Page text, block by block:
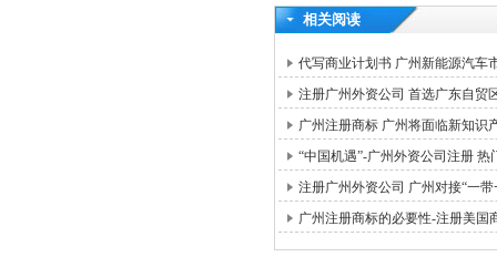
相关阅读
代写商业计划书 广州新能源汽车
注册广州外资公司 首选广东自贸
广州注册商标 广州将面临新知识
“中国机遇”-广州外资公司注册 热
注册广州外资公司 广州对接“一带
广州注册商标的必要性-注册美国